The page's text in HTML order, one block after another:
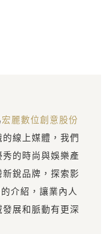
宏麗數位創意股份
線上媒體，我們
的時尚與娛樂產
銳品牌，探索影
介紹，讓業內人
展和脈動有更深